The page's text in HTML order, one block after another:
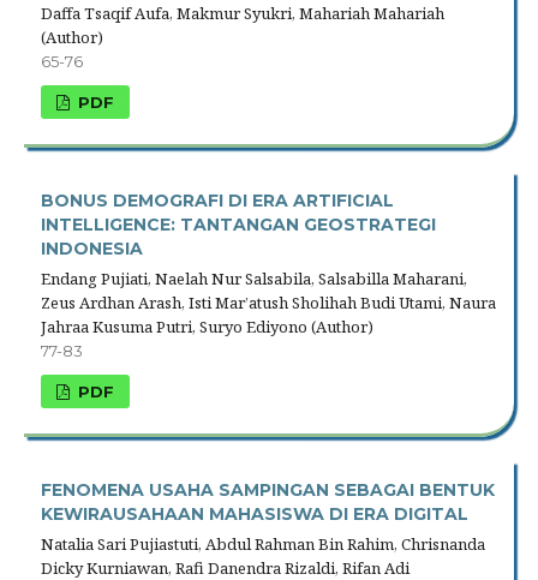
Daffa Tsaqif Aufa, Makmur Syukri, Mahariah Mahariah
(Author)
65-76
PDF
BONUS DEMOGRAFI DI ERA ARTIFICIAL
INTELLIGENCE: TANTANGAN GEOSTRATEGI
INDONESIA
Endang Pujiati, Naelah Nur Salsabila, Salsabilla Maharani,
Zeus Ardhan Arash, Isti Mar’atush Sholihah Budi Utami, Naura
Jahraa Kusuma Putri, Suryo Ediyono (Author)
77-83
PDF
FENOMENA USAHA SAMPINGAN SEBAGAI BENTUK
KEWIRAUSAHAAN MAHASISWA DI ERA DIGITAL
Natalia Sari Pujiastuti, Abdul Rahman Bin Rahim, Chrisnanda
Dicky Kurniawan, Rafi Danendra Rizaldi, Rifan Adi